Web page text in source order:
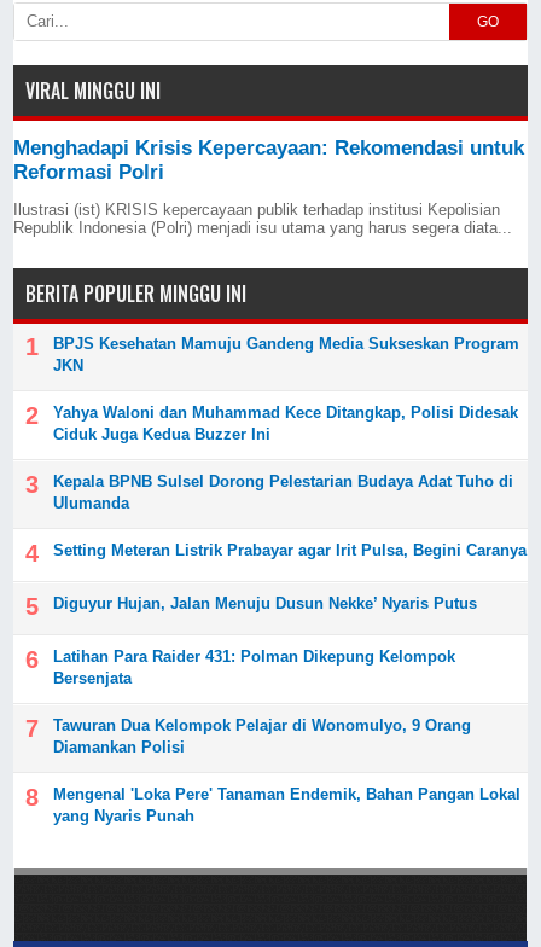
GO
VIRAL MINGGU INI
Menghadapi Krisis Kepercayaan: Rekomendasi untuk
Reformasi Polri
Ilustrasi (ist) KRISIS kepercayaan publik terhadap institusi Kepolisian
Republik Indonesia (Polri) menjadi isu utama yang harus segera diata...
BERITA POPULER MINGGU INI
BPJS Kesehatan Mamuju Gandeng Media Sukseskan Program
JKN
Yahya Waloni dan Muhammad Kece Ditangkap, Polisi Didesak
Ciduk Juga Kedua Buzzer Ini
Kepala BPNB Sulsel Dorong Pelestarian Budaya Adat Tuho di
Ulumanda
Setting Meteran Listrik Prabayar agar Irit Pulsa, Begini Caranya
Diguyur Hujan, Jalan Menuju Dusun Nekke’ Nyaris Putus
Latihan Para Raider 431: Polman Dikepung Kelompok
Bersenjata
Tawuran Dua Kelompok Pelajar di Wonomulyo, 9 Orang
Diamankan Polisi
Mengenal 'Loka Pere' Tanaman Endemik, Bahan Pangan Lokal
yang Nyaris Punah